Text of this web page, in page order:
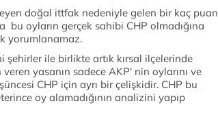
doğal ittfak nedeniyle gelen bir kaç puan
bu oyların gerçek sahibi CHP olmadığına
yorumlanamaz.
ile birlikte artık kırsal ilçelerinde
yasanın sadece AKP' nin oylarını ve
CHP için ayrı bir çelişkidir. CHP bu
oy alamadığının analizini yapıp